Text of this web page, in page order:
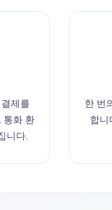
제를
통화 환
니다.
한 번
합니